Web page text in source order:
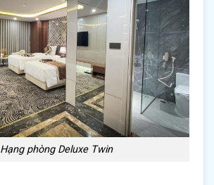
Hạng phòng Deluxe Twin